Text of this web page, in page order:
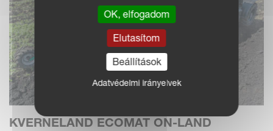
KVERNELAND ECOMAT ON-LAND
OK, elfogadom
Elutasítom
Beállítások
Adatvédelmi irányelvek